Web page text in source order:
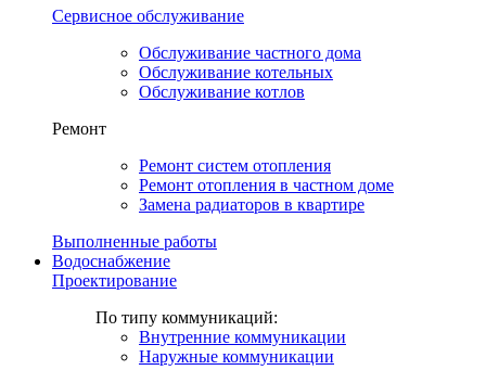
Сервисное обслуживание
Обслуживание частного дома
Обслуживание котельных
Обслуживание котлов
Ремонт
Ремонт систем отопления
Ремонт отопления в частном доме
Замена радиаторов в квартире
Выполненные работы
Водоснабжение
Проектирование
По типу коммуникаций:
Внутренние коммуникации
Наружные коммуникации